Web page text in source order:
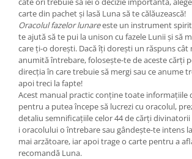
Fără categorie
Cunoaștere
carte din pachet și lasă Luna să te călăuzească!
Oracolul fazelor lunareeste un instrument
te ajută să te pui la unison cu fazele Lunii și să
care ți-o dorești. Dacă îți dorești un răspuns cât
anumită întrebare, folosește-te de aceste cărți
direcția în care trebuie să mergi sau ce anume
apoi treci la fapte!
Acest manual practic conține toate informațiile
pentru a putea începe să lucrezi cu oracolul,
detaliu semnificațiile celor 44 de cărți
i oracolului o întrebare sau gândește-te intens
mai arzătoare, iar apoi trage o carte pentru a
recomandă Luna.